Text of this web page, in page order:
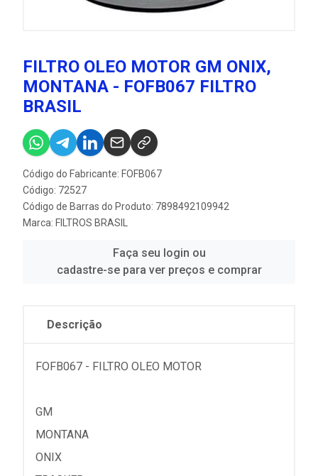
FILTRO OLEO MOTOR GM ONIX,
MONTANA - FOFB067 FILTRO
BRASIL
Código do Fabricante: FOFB067
Código: 72527
Código de Barras do Produto: 7898492109942
Marca: FILTROS BRASIL
Faça seu login ou
cadastre-se para ver preços e comprar
Descrição
FOFB067 - FILTRO OLEO MOTOR
GM
MONTANA
ONIX